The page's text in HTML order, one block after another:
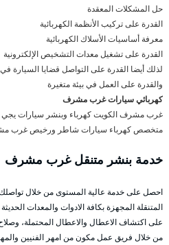
حل المشكلات المعقدة
القدرة على تركيب الأنظمة الكهربائية
معرفة أساسيات الأسلاك الكهربائية
القدرة على تشغيل معدات التشخيص الإلكترونية
لذلك أيضا القدرة على التواصل قضايا السيارة
والقدرة على العمل في بيئة متغيرة
كهربائي سيارات غرب مشرف
غرب مشرف الكويت كهرباء وبنشر سيارات يجي
متخصص كهرباء سيارات شاطر ورخيص غرب
خدمة بنشر متنقل غرب مشرف
احصل على خدمة عالية المستوى من خلال
المتنقلة المجهزة بكافة الادوات والمعدات
على اكتشاف الاعطال والاعطال المحتملة، وصلاح
من خلال فريق عمل مكون من امهر الفنيين